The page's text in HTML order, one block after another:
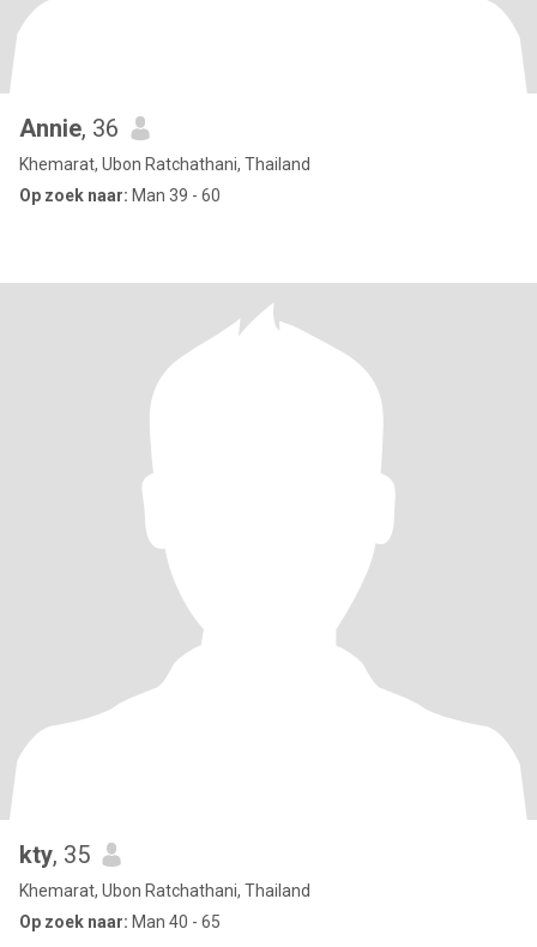
Annie, 36
Khemarat, Ubon Ratchathani, Thailand
Op zoek naar: Man 39 - 60
kty, 35
Khemarat, Ubon Ratchathani, Thailand
Op zoek naar: Man 40 - 65